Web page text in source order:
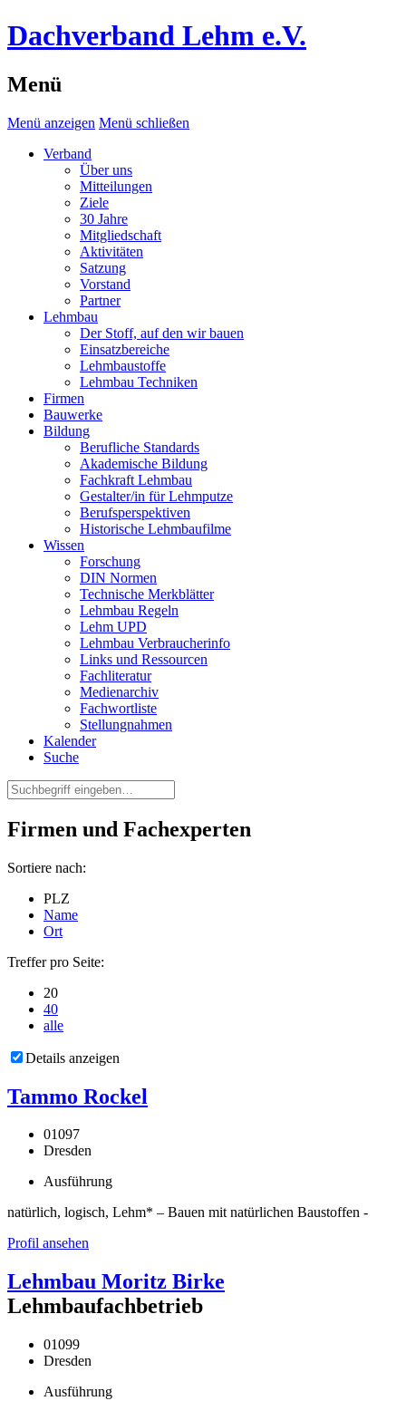
Dachverband Lehm e.V.
Menü
Menü anzeigen Menü schließen
Verband
Über uns
Mitteilungen
Ziele
30 Jahre
Mitgliedschaft
Aktivitäten
Satzung
Vorstand
Partner
Lehmbau
Der Stoff, auf den wir bauen
Einsatzbereiche
Lehmbaustoffe
Lehmbau Techniken
Firmen
Bauwerke
Bildung
Berufliche Standards
Akademische Bildung
Fachkraft Lehmbau
Gestalter/in für Lehmputze
Berufsperspektiven
Historische Lehmbaufilme
Wissen
Forschung
DIN Normen
Technische Merkblätter
Lehmbau Regeln
Lehm UPD
Lehmbau Verbraucherinfo
Links und Ressourcen
Fachliteratur
Medienarchiv
Fachwortliste
Stellungnahmen
Kalender
Suche
Firmen und Fachexperten
Sortiere nach:
PLZ
Name
Ort
Treffer pro Seite:
20
40
alle
Details anzeigen
Tammo Rockel
01097
Dresden
Ausführung
natürlich, logisch, Lehm* – Bauen mit natürlichen Baustoffen -
Profil ansehen
Lehmbau Moritz Birke
Lehmbaufachbetrieb
01099
Dresden
Ausführung